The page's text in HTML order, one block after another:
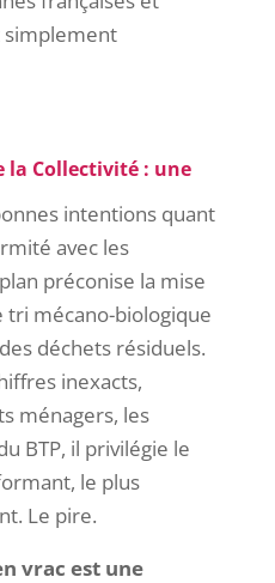
simplement
la Collectivité : une
intentions quant
avec les
préconise la mise
tri mécano-biologique
déchets résiduels.
inexacts,
ménagers, les
BTP, il privilégie le
le plus
Le pire.
vrac est une